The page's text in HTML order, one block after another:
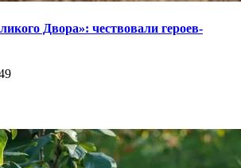
Двора»: чествовали героев-